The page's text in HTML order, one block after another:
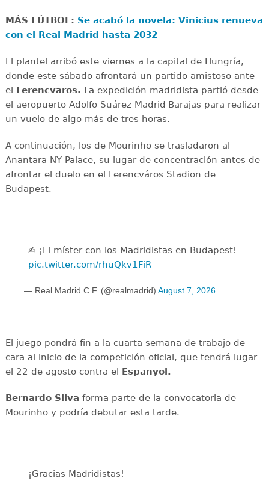
MÁS FÚTBOL: Se acabó la novela: Vinicius renueva
con el Real Madrid hasta 2032
El plantel arribó este viernes a la capital de Hungría,
donde este sábado afrontará un partido amistoso ante
el Ferencvaros. La expedición madridista partió desde
el aeropuerto Adolfo Suárez Madrid-Barajas para realizar
un vuelo de algo más de tres horas.
A continuación, los de Mourinho se trasladaron al
Anantara NY Palace, su lugar de concentración antes de
afrontar el duelo en el Ferencváros Stadion de
Budapest.
✍️ ¡El míster con los Madridistas en Budapest!
pic.twitter.com/rhuQkv1FiR
— Real Madrid C.F. (@realmadrid) August 7, 2026
El juego pondrá fin a la cuarta semana de trabajo de
cara al inicio de la competición oficial, que tendrá lugar
el 22 de agosto contra el Espanyol.
Bernardo Silva forma parte de la convocatoria de
Mourinho y podría debutar esta tarde.
¡Gracias Madridistas!